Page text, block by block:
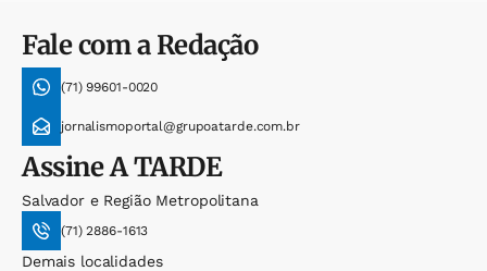
Fale com a Redação
(71) 99601-0020
jornalismoportal@grupoatarde.com.br
AssineA TARDE
Salvador e Região Metropolitana
(71) 2886-1613
Demais localidades